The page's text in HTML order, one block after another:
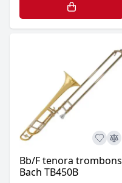
Bb/F tenora trombons
Bach TB450B